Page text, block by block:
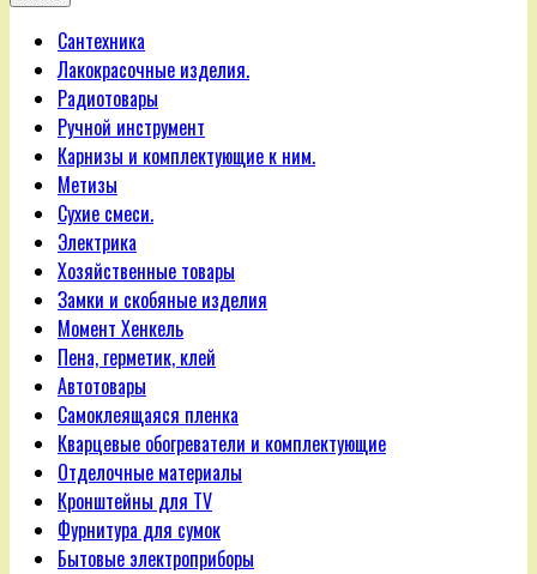
Сантехника
Лакокрасочные изделия.
Радиотовары
Ручной инструмент
Карнизы и комплектующие к ним.
Метизы
Сухие смеси.
Электрика
Хозяйственные товары
Замки и скобяные изделия
Момент Хенкель
Пена, герметик, клей
Автотовары
Самоклеящаяся пленка
Кварцевые обогреватели и комплектующие
Отделочные материалы
Кронштейны для TV
Фурнитура для сумок
Бытовые электроприборы